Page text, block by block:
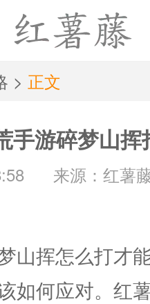
> 正文
手游碎梦山挥
来源：红薯
山挥怎么打才
如何应对。红